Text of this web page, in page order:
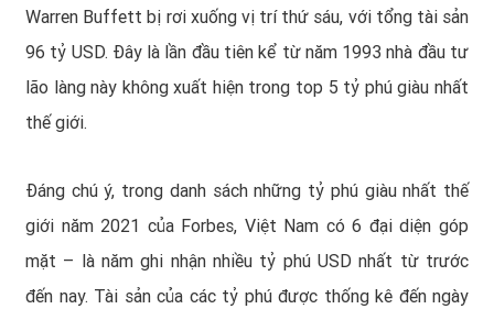
Warren Buffett bị rơi xuống vị trí thứ sáu, với tổng tài sản
96 tỷ USD. Đây là lần đầu tiên kể từ năm 1993 nhà đầu tư
lão làng này không xuất hiện trong top 5 tỷ phú giàu nhất
thế giới.
Đáng chú ý, trong danh sách những tỷ phú giàu nhất thế
giới năm 2021 của Forbes, Việt Nam có 6 đại diện góp
mặt – là năm ghi nhận nhiều tỷ phú USD nhất từ trước
đến nay. Tài sản của các tỷ phú được thống kê đến ngày